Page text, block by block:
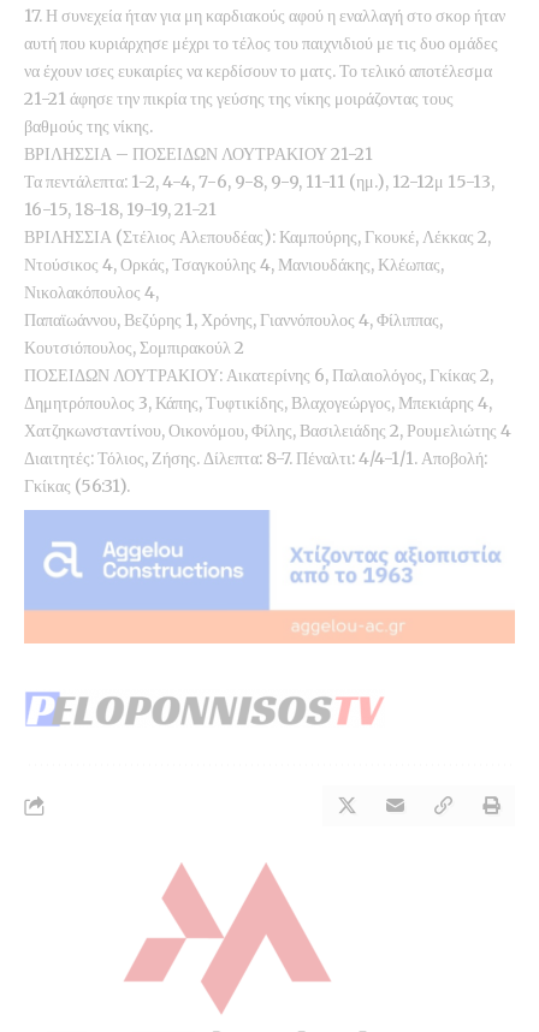
17. Η συνεχεία ήταν για μη καρδιακούς αφού η εναλλαγή στο σκορ ήταν
αυτή που κυριάρχησε μέχρι το τέλος του παιχνιδιού με τις δυο ομάδες
να έχουν ισες ευκαιρίες να κερδίσουν το ματς. Το τελικό αποτέλεσμα
21-21 άφησε την πικρία της γεύσης της νίκης μοιράζοντας τους
βαθμούς της νίκης.
ΒΡΙΛΗΣΣΙΑ – ΠΟΣΕΙΔΩΝ ΛΟΥΤΡΑΚΙΟΥ 21-21
Τα πεντάλεπτα: 1-2, 4-4, 7-6, 9-8, 9-9, 11-11 (ημ.), 12-12μ 15-13,
16-15, 18-18, 19-19, 21-21
ΒΡΙΛΗΣΣΙΑ (Στέλιος Αλεπουδέας): Καμπούρης, Γκουκέ, Λέκκας 2,
Ντούσικος 4, Ορκάς, Τσαγκούλης 4, Μανιουδάκης, Κλέωπας,
Νικολακόπουλος 4,
Παπαϊωάννου, Βεζύρης 1, Χρόνης, Γιαννόπουλος 4, Φίλιππας,
Κουτσιόπουλος, Σομπιρακούλ 2
ΠΟΣΕΙΔΩΝ ΛΟΥΤΡΑΚΙΟΥ: Αικατερίνης 6, Παλαιολόγος, Γκίκας 2,
Δημητρόπουλος 3, Κάπης, Τυφτικίδης, Βλαχογεώργος, Μπεκιάρης 4,
Χατζηκωνσταντίνου, Οικονόμου, Φίλης, Βασιλειάδης 2, Ρουμελιώτης 4
Διαιτητές: Τόλιος, Ζήσης. Δίλεπτα: 8-7. Πέναλτι: 4/4-1/1. Αποβολή:
Γκίκας (56:31).